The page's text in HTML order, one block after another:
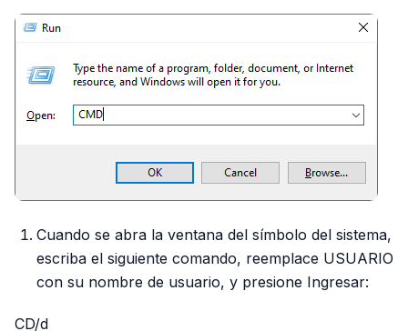
Cuando se abra la ventana del símbolo del sistema,
escriba el siguiente comando, reemplace USUARIO
con su nombre de usuario, y presione Ingresar:
CD/d